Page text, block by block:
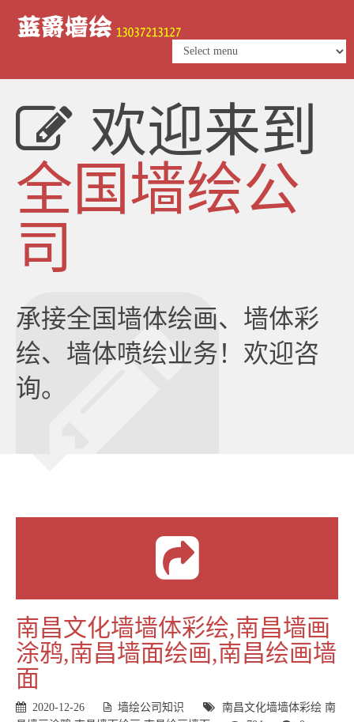
欢迎来到
全国墙绘公
司
承接全国墙体绘画、墙体彩
绘、墙体喷绘业务！欢迎咨
询。
南昌文化墙墙体彩绘,南昌墙画
涂鸦,南昌墙面绘画,南昌绘画墙
面
2020-12-26 墙绘公司知识 南昌文化墙墙体彩绘 南